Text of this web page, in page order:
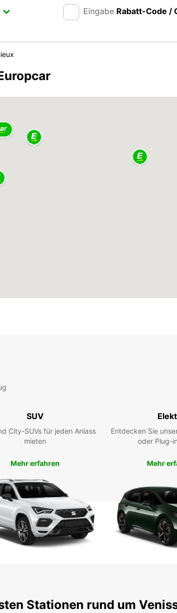
Eingabe Rabatt-Code /
SUV
City-SUVs für jeden Anlass
mieten
Mehr erfahren
Entdecken Sie
oder Plug-
Mehr
Stationen rund um